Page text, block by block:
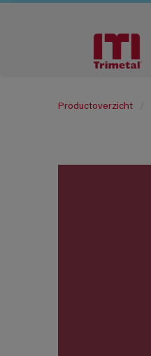
Productoverzicht